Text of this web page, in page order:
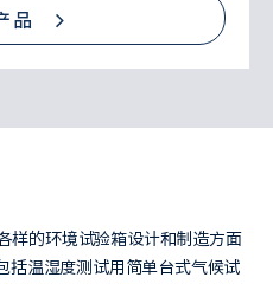
品
样的环境试验箱设计和制造方面
括温湿度测试用简单台式气候试